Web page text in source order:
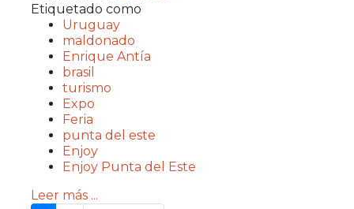
Etiquetado como
Uruguay
maldonado
Enrique Antía
brasil
turismo
Expo
Feria
punta del este
Enjoy
Enjoy Punta del Este
Leer más ...